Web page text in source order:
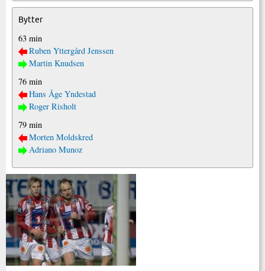
Bytter
63 min
Ruben Yttergård Jenssen
Martin Knudsen
76 min
Hans Åge Yndestad
Roger Risholt
79 min
Morten Moldskred
Adriano Munoz